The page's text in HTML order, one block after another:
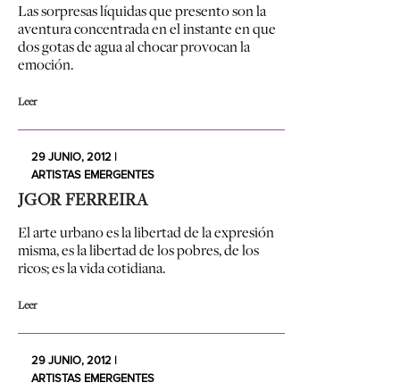
Las sorpresas líquidas que presento son la
aventura concentrada en el instante en que
dos gotas de agua al chocar provocan la
emoción.
Leer
29 JUNIO, 2012 |
ARTISTAS EMERGENTES
JGOR FERREIRA
El arte urbano es la libertad de la expresión
misma, es la libertad de los pobres, de los
ricos; es la vida cotidiana.
Leer
29 JUNIO, 2012 |
ARTISTAS EMERGENTES